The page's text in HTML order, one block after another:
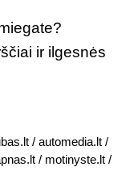
ir ilgesnės
/ automedia.lt/
/ motinyste.lt/